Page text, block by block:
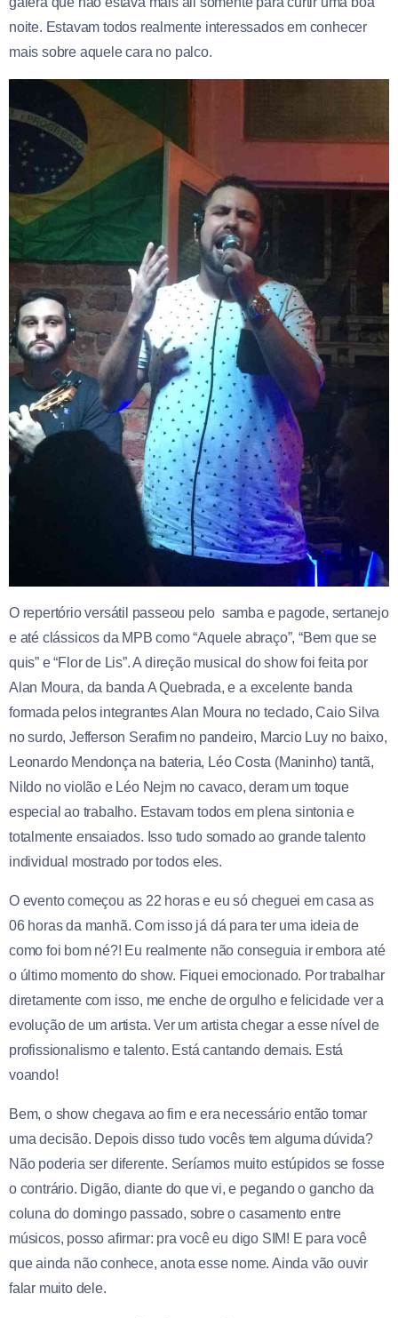
noite. Estavam todos realmente interessados em conhecer
mais sobre aquele cara no palco.
O repertório versátil passeou pelo samba e pagode, sertanejo
e até clássicos da MPB como “Aquele abraço”, “Bem que se
quis” e “Flor de Lis”. A direção musical do show foi feita por
Alan Moura, da banda A Quebrada, e a excelente banda
formada pelos integrantes Alan Moura no teclado, Caio Silva
no surdo, Jefferson Serafim no pandeiro, Marcio Luy no baixo,
Leonardo Mendonça na bateria, Léo Costa (Maninho) tantã,
Nildo no violão e Léo Nejm no cavaco, deram um toque
especial ao trabalho. Estavam todos em plena sintonia e
totalmente ensaiados. Isso tudo somado ao grande talento
individual mostrado por todos eles.
O evento começou as 22 horas e eu só cheguei em casa as
06 horas da manhã. Com isso já dá para ter uma ideia de
como foi bom né?! Eu realmente não conseguia ir embora até
o último momento do show. Fiquei emocionado. Por trabalhar
diretamente com isso, me enche de orgulho e felicidade ver a
evolução de um artista. Ver um artista chegar a esse nível de
profissionalismo e talento. Está cantando demais. Está
voando!
Bem, o show chegava ao fim e era necessário então tomar
uma decisão. Depois disso tudo vocês tem alguma dúvida?
Não poderia ser diferente. Seríamos muito estúpidos se fosse
o contrário. Digão, diante do que vi, e pegando o gancho da
coluna do domingo passado, sobre o casamento entre
músicos, posso afirmar: pra você eu digo SIM! E para você
que ainda não conhece, anota esse nome. Ainda vão ouvir
falar muito dele.